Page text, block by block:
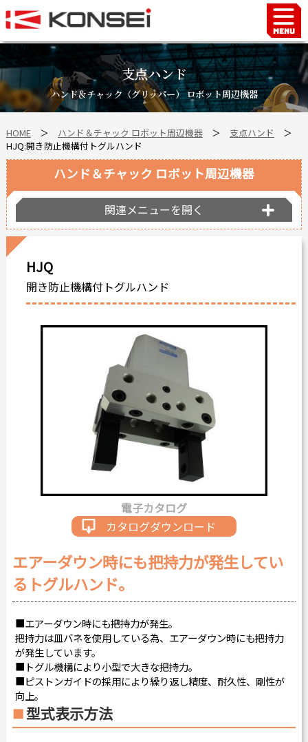
支点ハンド
ハンド＆チャック（グリッパー） ロボット周辺機器
HOME＞ ハンド＆チャック ロボット周辺機器＞ 支点ハンド
＞
HJQ:開き防止機構付トグルハンド
HJQ
開き防止機構付トグルハンド
電子カタログ
カタログダウンロード
エアーダウン時にも把持力が発生してい
るトグルハンド。
■エアーダウン時にも把持力が発生。
把持力は皿バネを使用している為、エアーダウン時にも把持力
が発生しています。
■トグル機構により小型で大きな把持力。
■ピストンガイドの採用により繰り返し精度、耐久性、剛性が
向上。
型式表示方法
ハンド＆チャック ロボット周辺機器
関連メニューを開く
Home
ハンド＆チャックロボット周辺機器
FAシステム
スマートファクトリーLabo
自動車部品
企業情報
会社沿革
海外拠点
個人情報の取り扱い
最新情報
カタログダウンロード
お問い合わせ
Chinese